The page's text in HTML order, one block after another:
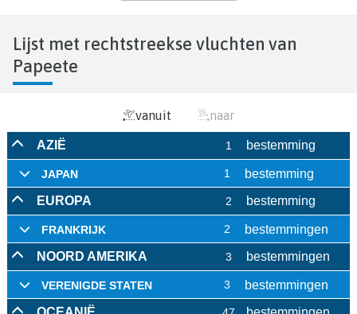
Lijst met rechtstreekse vluchten van
Papeete
vanuit naar